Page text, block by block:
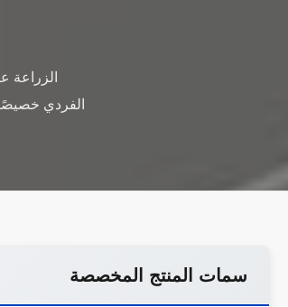
الزراعة
الفردي
سمات المنتج المخصصة